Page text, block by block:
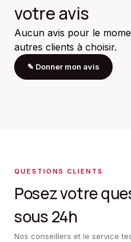
votre avis
Aucun avis pour le
autres clients à choisir.
✎ Donner mon avis
QUESTIONS CLIENTS
Posez votre
sous 24h
Nos conseillers et le service